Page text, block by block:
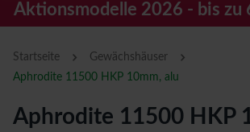
Aktionsmodelle 2026 - bis zu
Startseite › Gewächshäuser ›
Aphrodite 11500 HKP 10mm, alu
Aphrodite 11500 HKP